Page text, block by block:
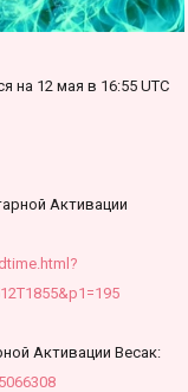
на 12 мая в 16:55 UTC
Активации
Активации Весак: